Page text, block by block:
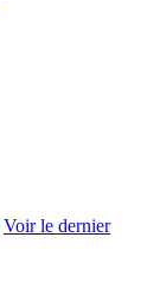
Voir le dernier